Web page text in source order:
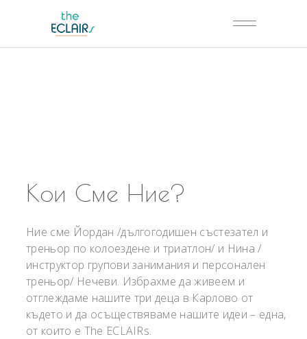
Кои Сме Ние?
Ние сме Йордан /дългогодишен състезател и
треньор по колоездене и триатлон/ и Нина /
инструктор групови занимания и персонален
треньор/ Нечеви. Избрахме да живеем и
отглеждаме нашите три деца в Карлово от
където и да осъществяваме нашите идеи – една,
от които е The ECLAIRs.